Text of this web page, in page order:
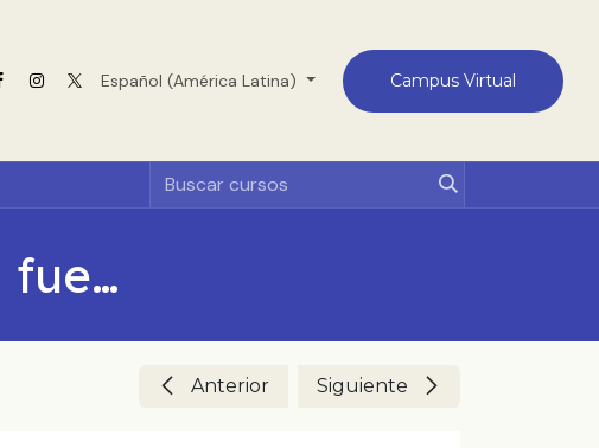
Revista Medellín Contacto
Español (América Latina) Campus Virtual
Sinodalidad vivida: La fuerza del laicado
Anterior Siguiente